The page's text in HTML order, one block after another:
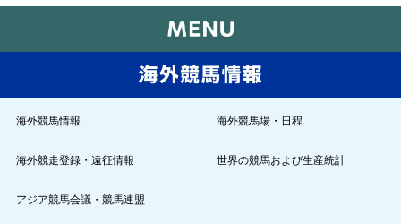
海外競馬情報 海外競馬場・日程
海外競走登録・遠征情報 世界の競馬および生産統計
アジア競馬会議・競馬連盟